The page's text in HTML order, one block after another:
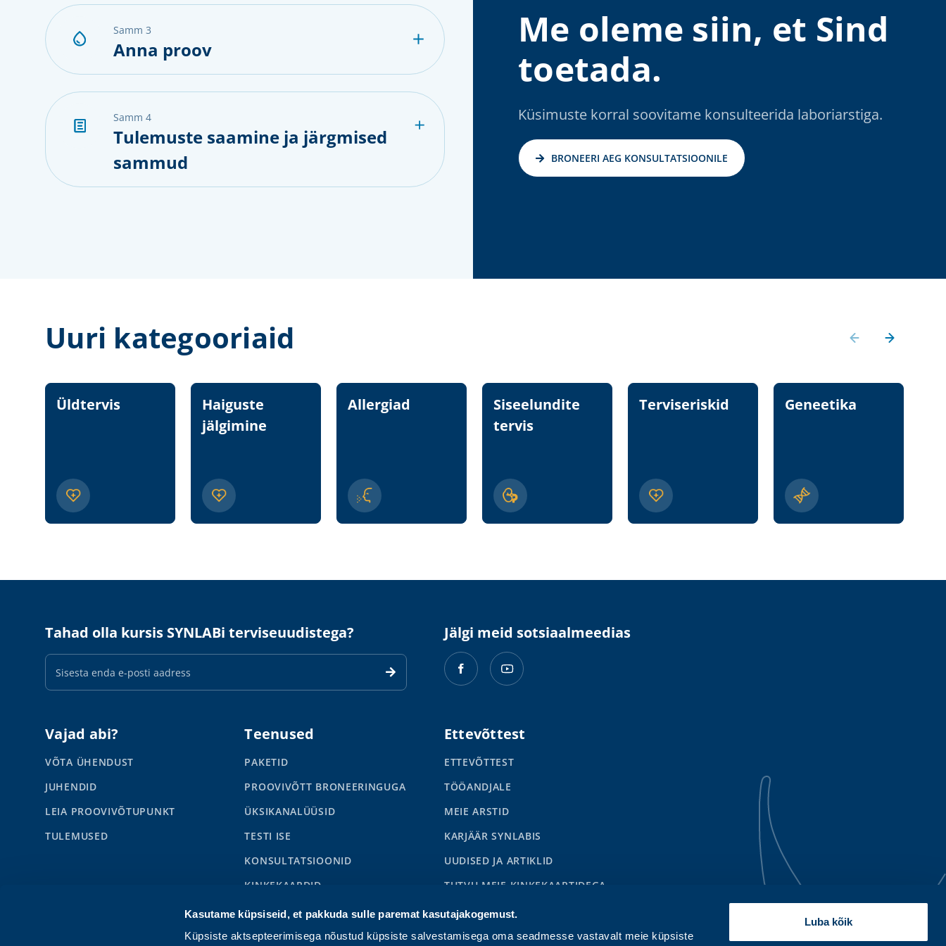
Kasutame küpsiseid, et pakkuda sulle paremat kasutajakogemust.
Küpsiste aktsepteerimisega nõustud küpsiste salvestamisega oma seadmesse vastavalt meie küpsiste
Luba kõik
samm 3
Anna proov
samm 4
Tulemuste saamine ja järgmised
sammud
Me oleme siin, et Sind
toetada.
Küsimuste korral soovitame konsulteerida laboriarstiga.
BRONEERI AEG KONSULTATSIOONILE
Uuri kategooriaid
Üldtervis
Haiguste
jälgimine
Allergiad
Siseelundite
tervis
Terviseriskid Geneetika
Tahad olla kursis SYNLABi terviseuudistega?
E-
maili
aadress
Jälgi meid sotsiaalmeedias
Vajad abi?
VÕTA ÜHENDUST
JUHENDID
LEIA PROOVIVÕTUPUNKT
TULEMUSED
Teenused
PAKETID
PROOVIVÕTT BRONEERINGUGA
ÜKSIKANALÜÜSID
TESTI ISE
KONSULTATSIOONID
KINKEKAARDID
SYNLABI BUSS
LAPSED
Ettevõttest
ETTEVÕTTEST
TÖÖANDJALE
MEIE ARSTID
KARJÄÄR SYNLABIS
UUDISED JA ARTIKLID
TUTVU MEIE KINKEKAARTIDEGA